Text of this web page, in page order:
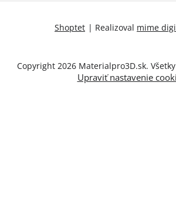
Shoptet | Realizoval mime
Copyright 2026 Materialpro3D.sk.
Upraviť nastavenie